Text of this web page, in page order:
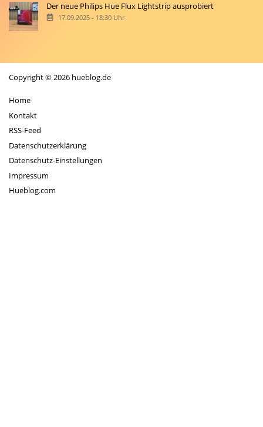
Der neue Philips Hue Flux Lightstrip ausprobiert
17.09.2025 - 18:30 Uhr
Copyright © 2026 hueblog.de
Home
Kontakt
RSS-Feed
Datenschutzerklärung
Datenschutz-Einstellungen
Impressum
Hueblog.com